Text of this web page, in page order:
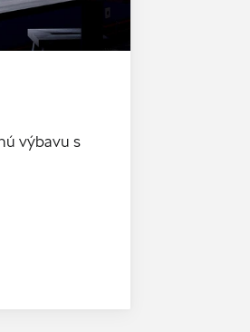
výbavu s